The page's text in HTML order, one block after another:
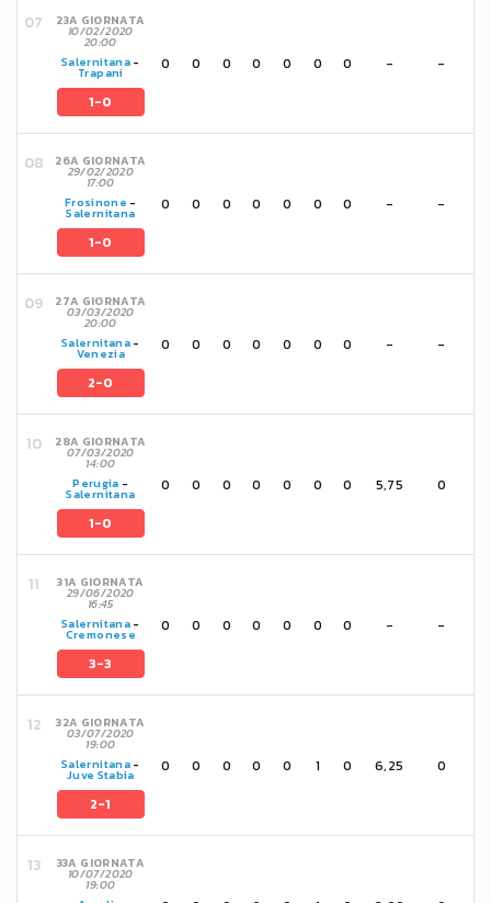
23A GIORNATA
10/02/2020
20:00
Salernitana-
Trapani
1-0
0 0 0 0 0 0 0 - -
26A GIORNATA
29/02/2020
17:00
Frosinone -
Salernitana
1-0
0 0 0 0 0 0 0 - -
27A GIORNATA
03/03/2020
20:00
Salernitana-
Venezia
2-0
0 0 0 0 0 0 0 - -
28A GIORNATA
07/03/2020
14:00
Perugia -
Salernitana
1-0
0 0 0 0 0 0 0 5,75 0
31A GIORNATA
29/06/2020
16:45
Salernitana-
Cremonese
3-3
0 0 0 0 0 0 0 - -
32A GIORNATA
03/07/2020
19:00
Salernitana-
Juve Stabia
2-1
0 0 0 0 0 1 0 6,25 0
33A GIORNATA
10/07/2020
19:00